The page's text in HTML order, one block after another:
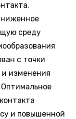
среду
с точки
и изменения
и повышенной